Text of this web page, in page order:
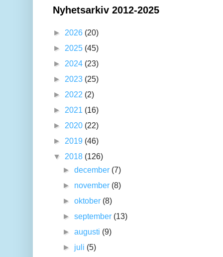
Nyhetsarkiv 2012-2025
► 2026 (20)
► 2025 (45)
► 2024 (23)
► 2023 (25)
► 2022 (2)
► 2021 (16)
► 2020 (22)
► 2019 (46)
▼ 2018 (126)
►december (7)
► november (8)
►oktober (8)
►september (13)
►augusti (9)
► juli (5)